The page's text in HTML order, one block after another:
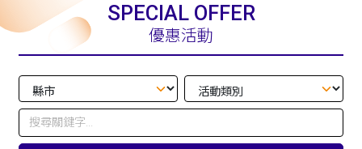
SPECIAL OFFER
優惠活動